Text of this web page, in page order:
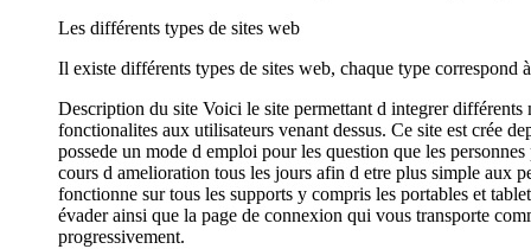
Les différents types de sites web
Il existe différents types de sites web, chaque type
Description du site Voici le site permettant d integrer
fonctionalites aux utilisateurs venant dessus. Ce site est crée
possede un mode d emploi pour les question que les
cours d amelioration tous les jours afin d etre plus simple aux
fonctionne sur tous les supports y compris les portables et
évader ainsi que la page de connexion qui vous transporte
progressivement.